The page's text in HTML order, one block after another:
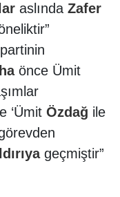
aslında Zafer
önce Ümit
‘Ümit Özdağ ile
geçmiştir”